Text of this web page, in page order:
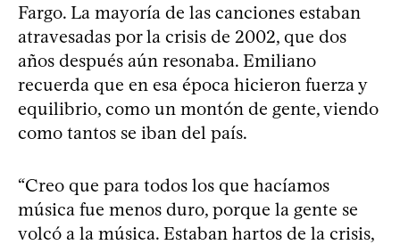
Fargo. La mayoría de las canciones estaban
atravesadas por la crisis de 2002, que dos
años después aún resonaba. Emiliano
recuerda que en esa época hicieron fuerza y
equilibrio, como un montón de gente, viendo
como tantos se iban del país.
“Creo que para todos los que hacíamos
música fue menos duro, porque la gente se
volcó a la música. Estaban hartos de la crisis,